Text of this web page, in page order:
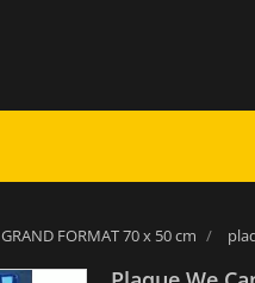
GRAND FORMAT 70 x 50 cm